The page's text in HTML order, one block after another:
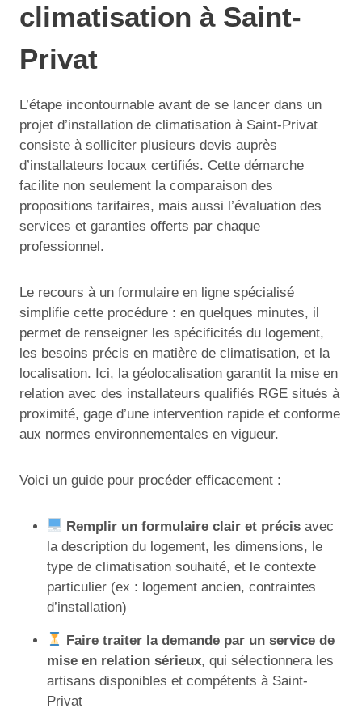
climatisation à Saint-
Privat
L’étape incontournable avant de se lancer dans un
projet d’installation de climatisation à Saint-Privat
consiste à solliciter plusieurs devis auprès
d’installateurs locaux certifiés. Cette démarche
facilite non seulement la comparaison des
propositions tarifaires, mais aussi l’évaluation des
services et garanties offerts par chaque
professionnel.
Le recours à un formulaire en ligne spécialisé
simplifie cette procédure : en quelques minutes, il
permet de renseigner les spécificités du logement,
les besoins précis en matière de climatisation, et la
localisation. Ici, la géolocalisation garantit la mise en
relation avec des installateurs qualifiés RGE situés à
proximité, gage d’une intervention rapide et conforme
aux normes environnementales en vigueur.
Voici un guide pour procéder efficacement :
Remplir un formulaire clair et précis avec
la description du logement, les dimensions, le
type de climatisation souhaité, et le contexte
particulier (ex : logement ancien, contraintes
d’installation)
Faire traiter la demande par un service de
mise en relation sérieux, qui sélectionnera les
artisans disponibles et compétents à Saint-
Privat